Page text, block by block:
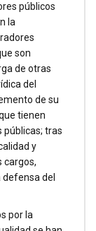
públicos
la
son
de otras
del
de su
tienen
públicas; tras
y
cargos,
del
por la